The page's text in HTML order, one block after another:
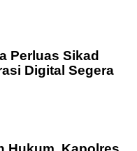
Perluas Sikad
Digital Segera